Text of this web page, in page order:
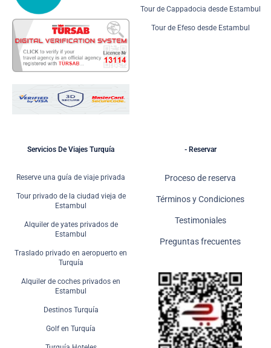
Tour de Cappadocia desde Estambul
Tour de Efeso desde Estambul
Servicios De Viajes Turquía
Reserve una guía de viaje privada
Tour privado de la ciudad vieja de
Estambul
Alquiler de yates privados de
Estambul
Traslado privado en aeropuerto en
Turquía
Alquiler de coches privados en
Estambul
Destinos Turquía
Golf en Turquía
- Reservar
Proceso de reserva
Términos y Condiciones
Testimoniales
Preguntas frecuentes